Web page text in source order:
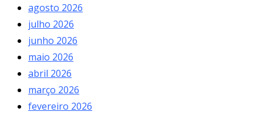
agosto 2026
julho 2026
junho 2026
maio 2026
abril 2026
março 2026
fevereiro 2026